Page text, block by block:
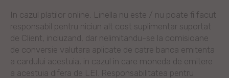
In cazul platilor online, Linella nu este / nu poate fi facut
responsabil pentru niciun alt cost suplimentar suportat
de Client, incluzand, dar nelimitandu-se la comisioane
de conversie valutara aplicate de catre banca emitenta
a cardului acestuia, in cazul in care moneda de emitere
a acestuia difera de LEI. Responsabilitatea pentru